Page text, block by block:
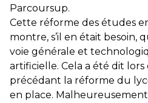
Parcoursup.
Cette réforme des études
montre, s’il en était besoin,
voie générale et
artificielle. Cela a été dit
précédant la réforme du
en place.